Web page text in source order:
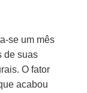
se um mês
de suas
O fator
acabou